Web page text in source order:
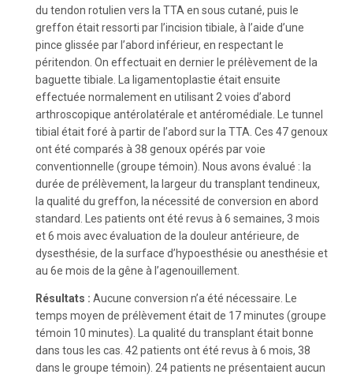
du tendon rotulien vers la TTA en sous cutané, puis le
greffon était ressorti par l’incision tibiale, à l’aide d’une
pince glissée par l’abord inférieur, en respectant le
péritendon. On effectuait en dernier le prélèvement de la
baguette tibiale. La ligamentoplastie était ensuite
effectuée normalement en utilisant 2 voies d’abord
arthroscopique antérolatérale et antéromédiale. Le tunnel
tibial était foré à partir de l’abord sur la TTA. Ces 47 genoux
ont été comparés à 38 genoux opérés par voie
conventionnelle (groupe témoin). Nous avons évalué : la
durée de prélèvement, la largeur du transplant tendineux,
la qualité du greffon, la nécessité de conversion en abord
standard. Les patients ont été revus à 6 semaines, 3 mois
et 6 mois avec évaluation de la douleur antérieure, de
dysesthésie, de la surface d’hypoesthésie ou anesthésie et
au 6e mois de la gêne à l’agenouillement.
Résultats : Aucune conversion n’a été nécessaire. Le
temps moyen de prélèvement était de 17 minutes (groupe
témoin 10 minutes). La qualité du transplant était bonne
dans tous les cas. 42 patients ont été revus à 6 mois, 38
dans le groupe témoin). 24 patients ne présentaient aucun